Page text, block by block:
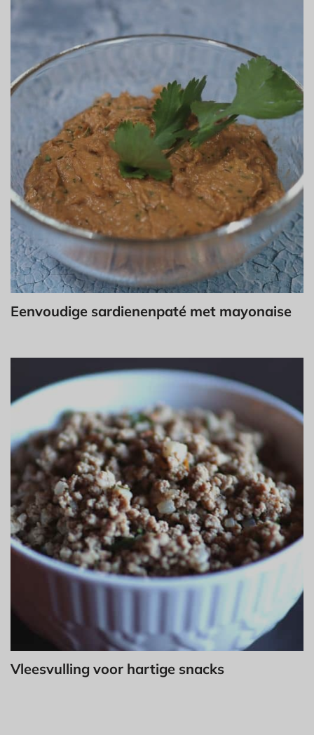
Eenvoudige sardienenpaté met mayonaise
Vleesvulling voor hartige snacks